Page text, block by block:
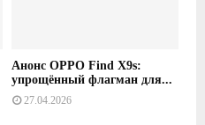
Анонс OPPO Find X9s:
упрощённый флагман для...
27.04.2026